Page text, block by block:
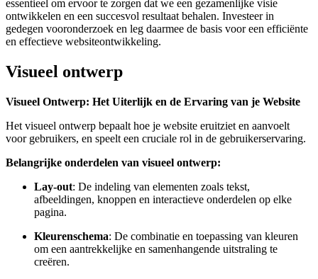
essentieel om ervoor te zorgen dat we een gezamenlijke visie
ontwikkelen en een succesvol resultaat behalen. Investeer in
gedegen vooronderzoek en leg daarmee de basis voor een efficiënte
en effectieve websiteontwikkeling.
Visueel ontwerp
Visueel Ontwerp: Het Uiterlijk en de Ervaring van je Website
Het visueel ontwerp bepaalt hoe je website eruitziet en aanvoelt
voor gebruikers, en speelt een cruciale rol in de gebruikerservaring.
Belangrijke onderdelen van visueel ontwerp:
Lay-out: De indeling van elementen zoals tekst,
afbeeldingen, knoppen en interactieve onderdelen op elke
pagina.
Kleurenschema: De combinatie en toepassing van kleuren
om een aantrekkelijke en samenhangende uitstraling te
creëren.